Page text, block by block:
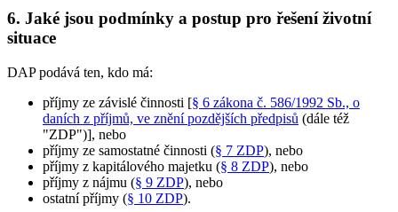
6. Jaké jsou podmínky a postup pro řešení životní
situace
DAP podává ten, kdo má:
příjmy ze závislé činnosti [§ 6 zákona č. 586/1992 Sb., o
daních z příjmů, ve znění pozdějších předpisů (dále též
"ZDP")], nebo
příjmy ze samostatné činnosti (§ 7 ZDP), nebo
příjmy z kapitálového majetku (§ 8 ZDP), nebo
příjmy z nájmu (§ 9 ZDP), nebo
ostatní příjmy (§ 10 ZDP).